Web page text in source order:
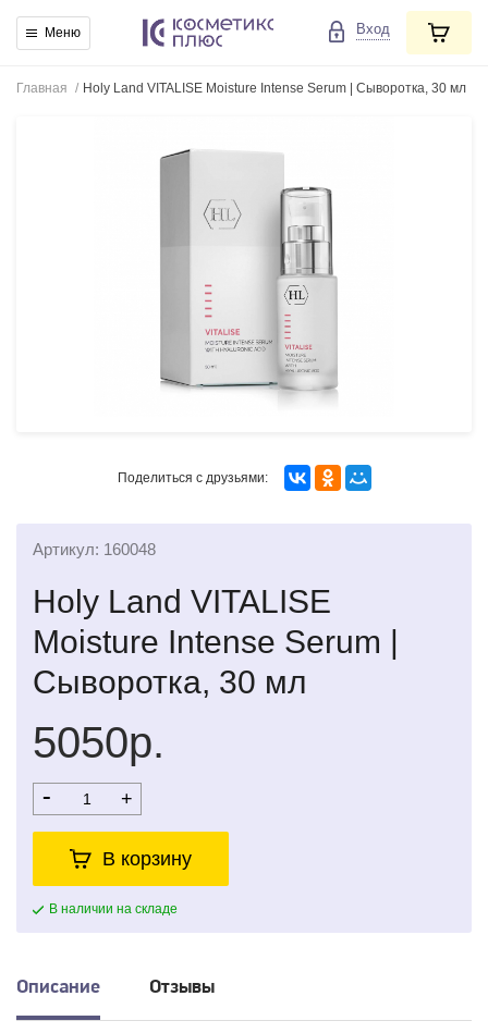
Меню Вход
Главная / Holy Land VITALISE Moisture Intense Serum | Cыворотка, 30 мл
Поделиться с друзьями:
Артикул: 160048
Holy Land VITALISE
Moisture Intense Serum |
Cыворотка, 30 мл
5050р.
- +
В корзину
В наличии на складе
Описание Отзывы